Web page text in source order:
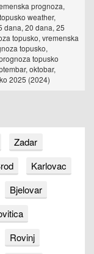
prognoza,
weather,
dana, 20 dana, 25
topusko, vremenska
topusko,
topusko
oktobar,
2025 (2024)
Zadar
Karlovac
Bjelovar
Rovinj